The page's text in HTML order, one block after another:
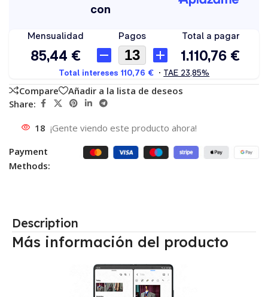
Compare
Añadir a la lista de deseos
Share:
18 ¡Gente viendo este producto ahora!
Payment
Methods:
Description
Más información del producto